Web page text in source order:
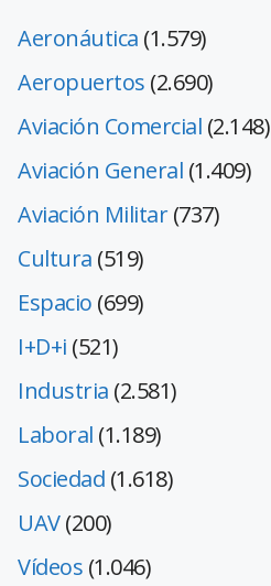
Aeronáutica (1.579)
Aeropuertos (2.690)
Aviación Comercial (2.148)
Aviación General (1.409)
Aviación Militar(737)
Cultura (519)
Espacio (699)
I+D+i (521)
Industria (2.581)
Laboral (1.189)
Sociedad (1.618)
UAV(200)
Vídeos (1.046)